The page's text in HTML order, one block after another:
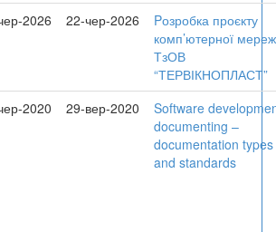
2026 22-чер-2026
Pозробка проєкту
комп’ютерної
ТзОВ
“ТЕРВІКНОПЛАСТ”
2020 29-вер-2020
Software
documenting –
documentation types
and standards